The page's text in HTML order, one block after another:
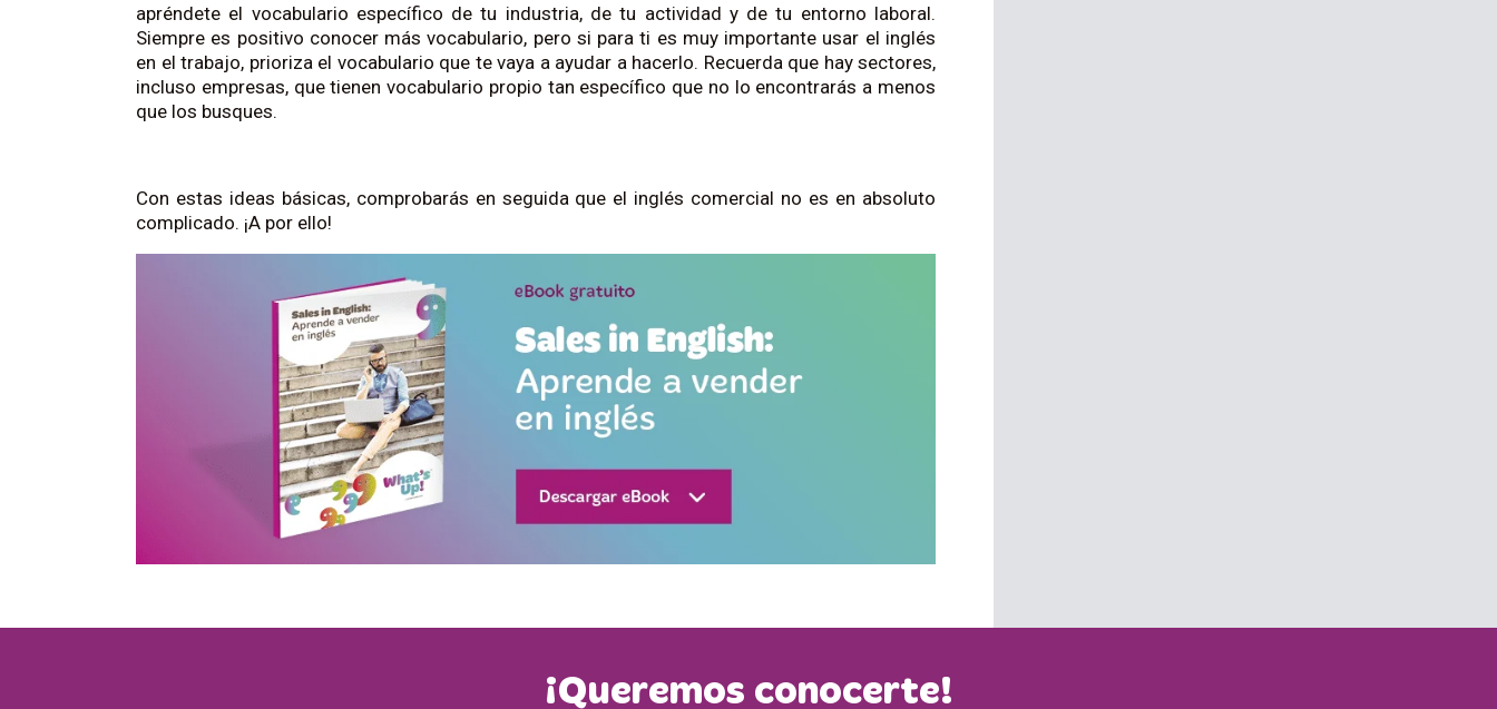
apréndete el vocabulario específico de tu industria, de tu actividad y de tu entorno laboral.
Siempre es positivo conocer más vocabulario, pero si para ti es muy importante usar el inglés
en el trabajo, prioriza el vocabulario que te vaya a ayudar a hacerlo. Recuerda que hay sectores,
incluso empresas, que tienen vocabulario propio tan específico que no lo encontrarás a menos
que los busques.
Con estas ideas básicas, comprobarás en seguida que el inglés comercial no es en absoluto
complicado. ¡A por ello!
¡Queremos conocerte!